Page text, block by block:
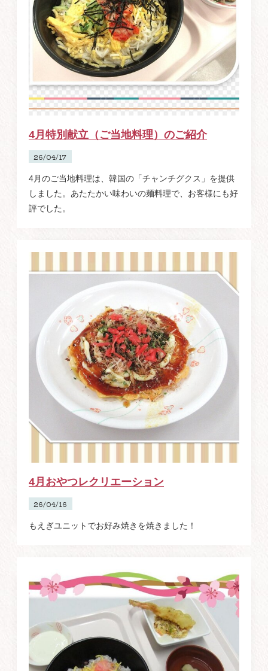
4月特別献立（ご当地料理）のご紹介
26/04/17
4月のご当地料理は、韓国の「チャンチグクス」を提供
しました。あたたかい味わいの麺料理で、お客様にも好
評でした。
4月おやつレクリエーション
26/04/16
もえぎユニットでお好み焼きを焼きました！